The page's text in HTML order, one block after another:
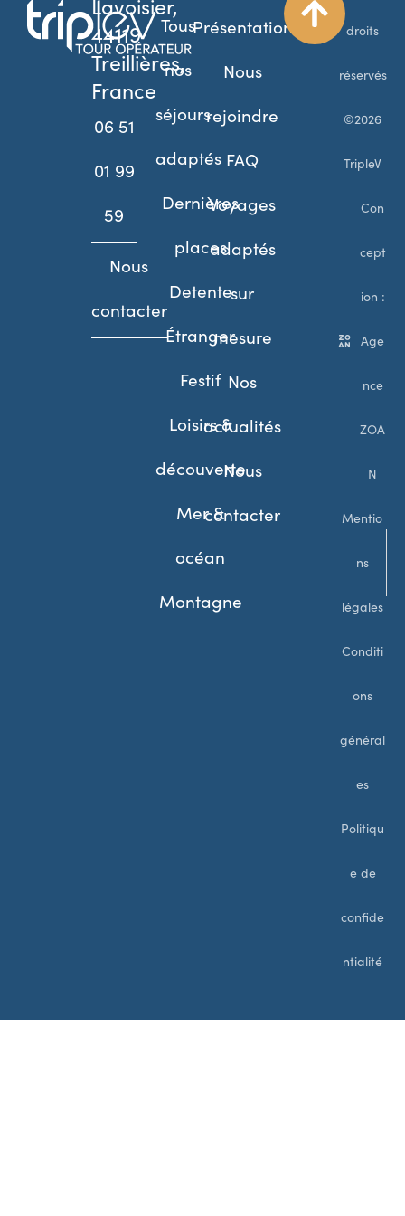
Lavoisier,
44119
Treillières,
France
06 51
01 99
59
Nous
contacter
Tous
nos
séjours
adaptés
Dernières
places
Detente
Étranger
Festif
Loisirs &
découverte
Mer &
océan
Montagne
Présentation
Nous
rejoindre
FAQ
Voyages
adaptés
sur
mesure
Nos
actualités
Nous
contacter
droits
réservés
©2026
TripleV
Con
cept
ion :
Age
nce
ZOA
N
Mentio
ns
légales
Conditi
ons
général
es
Politiqu
e de
confide
ntialité